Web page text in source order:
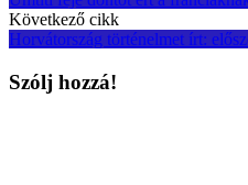
navigation
Következő cikk
Horvátország történelmet írt:
Szólj hozzá!